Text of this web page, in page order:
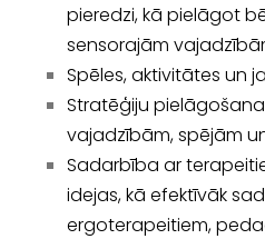
pieredzi, kā pielāgot
sensorajām
Spēles, aktivitātes un
Stratēģiju
vajadzībām, spējām
Sadarbība ar
idejas, kā efektīvāk
ergoterapeitiem,